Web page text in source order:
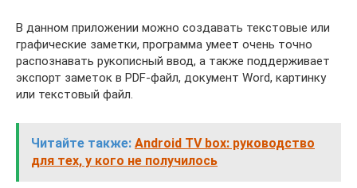
В данном приложении можно создавать текстовые или
графические заметки, программа умеет очень точно
распознавать рукописный ввод, а также поддерживает
экспорт заметок в PDF-файл, документ Word, картинку
или текстовый файл.
Читайте также: Android TV box: руководство
для тех, у кого не получилось